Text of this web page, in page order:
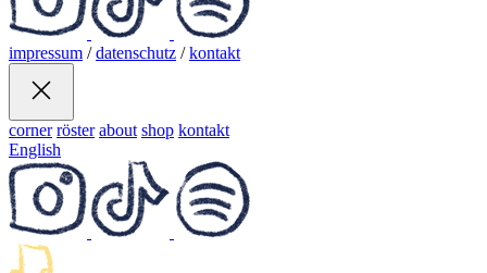
impressum /datenschutz /kontakt
corner röster about shop kontakt
English